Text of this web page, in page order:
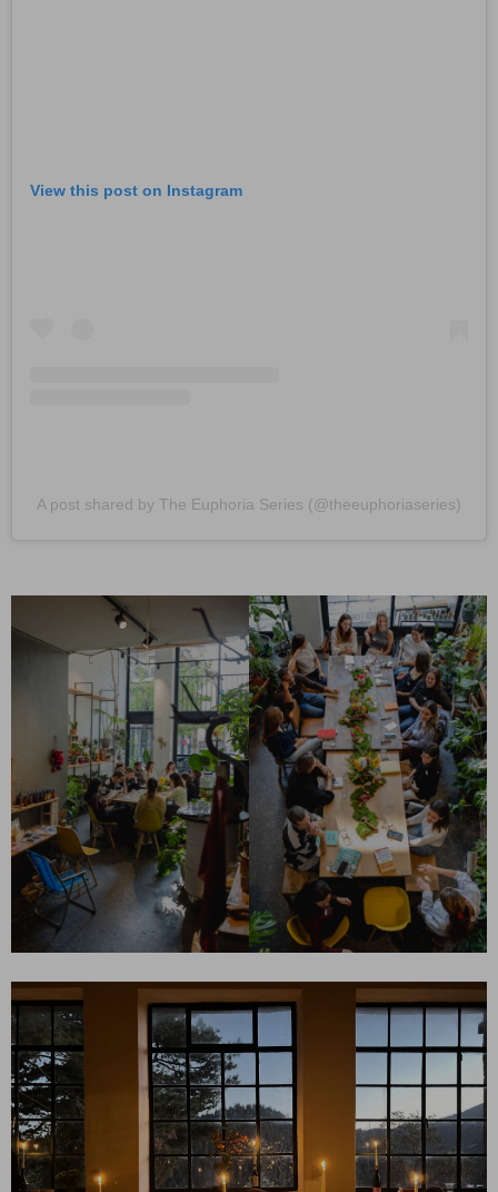
View this post on Instagram
A post shared by The Euphoria Series (@theeuphoriaseries)